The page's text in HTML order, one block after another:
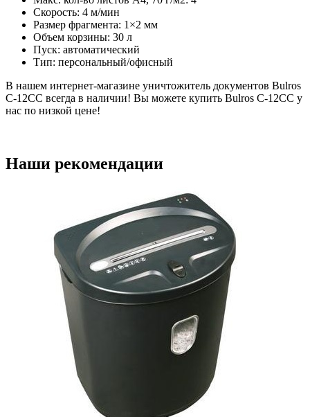
Скорость: 4 м/мин
Размер фрагмента: 1×2 мм
Объем корзины: 30 л
Пуск: автоматический
Тип: персональный/офисный
В нашем интернет-магазине уничтожитель документов Bulros
C-12CC всегда в наличии! Вы можете купить Bulros C-12CC у
нас по низкой цене!
Наши рекомендации